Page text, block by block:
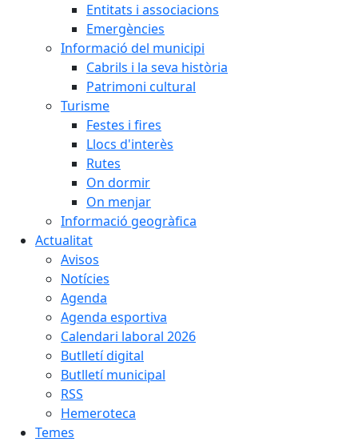
Entitats i associacions
Emergències
Informació del municipi
Cabrils i la seva història
Patrimoni cultural
Turisme
Festes i fires
Llocs d'interès
Rutes
On dormir
On menjar
Informació geogràfica
Actualitat
Avisos
Notícies
Agenda
Agenda esportiva
Calendari laboral 2026
Butlletí digital
Butlletí municipal
RSS
Hemeroteca
Temes